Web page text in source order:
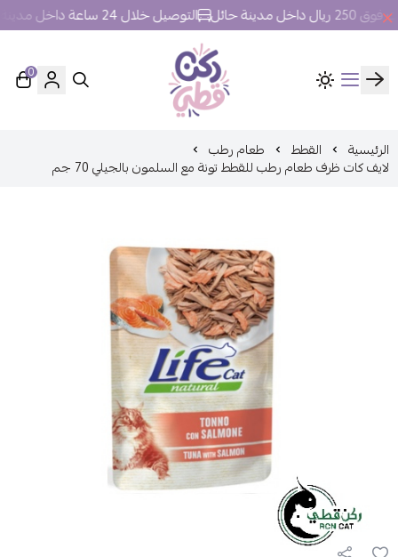
حائل التوصيل خلال 24 ساعة داخل مدينة حائل.
ركن قطي
0
الرئيسية القطط طعام رطب
لايف كات ظرف طعام رطب للقطط تونة مع السلمون بالجيلي 70 جم